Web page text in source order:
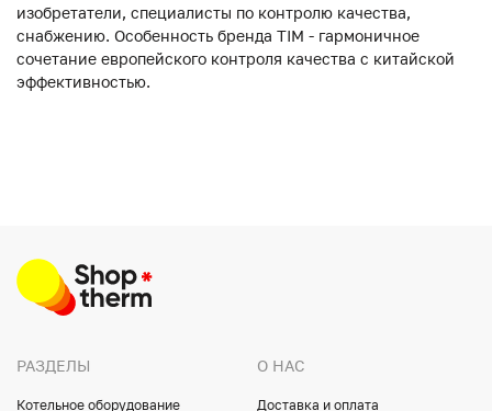
изобретатели, специалисты по контролю качества,
снабжению. Особенность бренда TIM - гармоничное
сочетание европейского контроля качества с китайской
эффективностью.
РАЗДЕЛЫ
Котельное оборудование
О НАС
Доставка и оплата